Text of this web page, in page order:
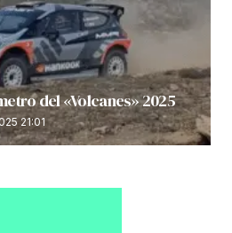
del «Volcanes» 2025
21:01